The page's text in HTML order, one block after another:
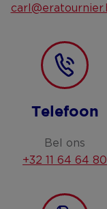
Telefoon
Bel ons
+32 11 64 64 80